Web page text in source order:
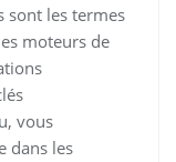
sont les termes
moteurs de
vous
dans les